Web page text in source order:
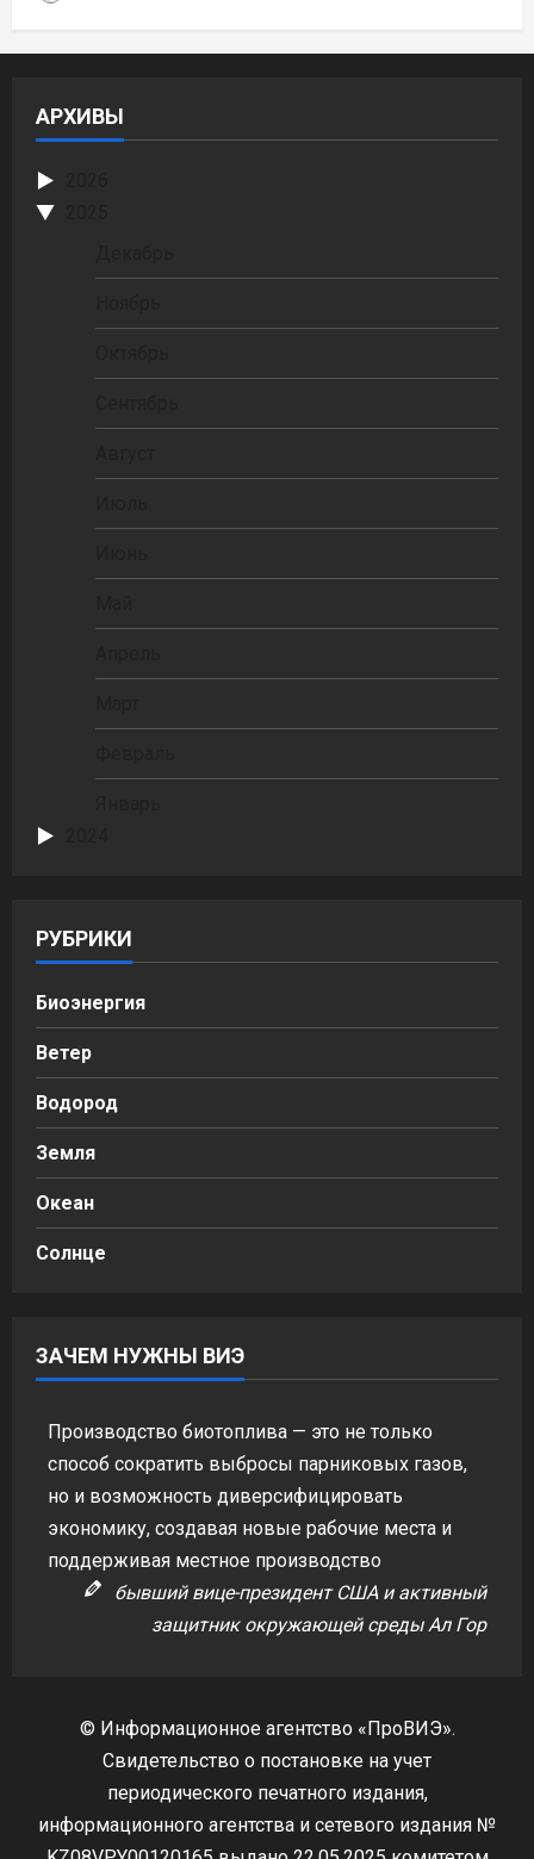
АРХИВЫ
РУБРИКИ
Биоэнергия
Ветер
Водород
Земля
Океан
Солнце
ЗАЧЕМ НУЖНЫ ВИЭ
Производство биотоплива — это не только
способ сократить выбросы парниковых газов,
но и возможность диверсифицировать
экономику, создавая новые рабочие места и
поддерживая местное производство
бывший вице-президент США и активный
защитник окружающей среды Ал Гор
© Информационное агентство «ПроВИЭ».
Свидетельство о постановке на учет
периодического печатного издания,
информационного агентства и сетевого издания №